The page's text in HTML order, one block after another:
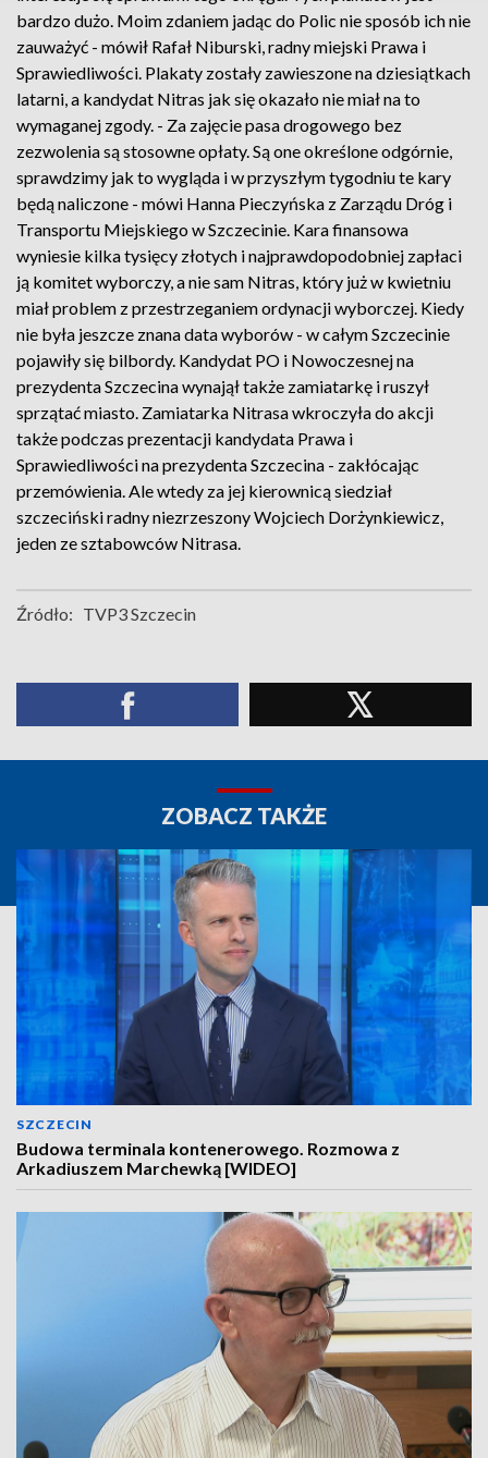
bardzo dużo. Moim zdaniem jadąc do Polic nie sposób ich nie
zauważyć - mówił Rafał Niburski, radny miejski Prawa i
Sprawiedliwości. Plakaty zostały zawieszone na dziesiątkach
latarni, a kandydat Nitras jak się okazało nie miał na to
wymaganej zgody. - Za zajęcie pasa drogowego bez
zezwolenia są stosowne opłaty. Są one określone odgórnie,
sprawdzimy jak to wygląda i w przyszłym tygodniu te kary
będą naliczone - mówi Hanna Pieczyńska z Zarządu Dróg i
Transportu Miejskiego w Szczecinie. Kara finansowa
wyniesie kilka tysięcy złotych i najprawdopodobniej zapłaci
ją komitet wyborczy, a nie sam Nitras, który już w kwietniu
miał problem z przestrzeganiem ordynacji wyborczej. Kiedy
nie była jeszcze znana data wyborów - w całym Szczecinie
pojawiły się bilbordy. Kandydat PO i Nowoczesnej na
prezydenta Szczecina wynajął także zamiatarkę i ruszył
sprzątać miasto. Zamiatarka Nitrasa wkroczyła do akcji
także podczas prezentacji kandydata Prawa i
Sprawiedliwości na prezydenta Szczecina - zakłócając
przemówienia. Ale wtedy za jej kierownicą siedział
szczeciński radny niezrzeszony Wojciech Dorżynkiewicz,
jeden ze sztabowców Nitrasa.
Źródło: TVP3 Szczecin
ZOBACZ TAKŻE
SZCZECIN
Budowa terminala kontenerowego. Rozmowa z
Arkadiuszem Marchewką [WIDEO]